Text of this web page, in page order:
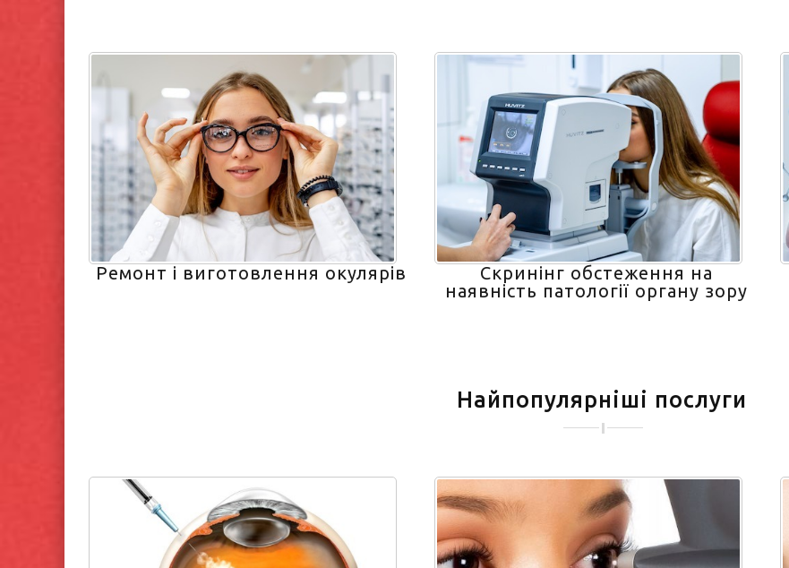
Ремонт і виготовлення окулярів
Скринінг обстеження на
наявність патології органу зору
Найпопулярніші послуги